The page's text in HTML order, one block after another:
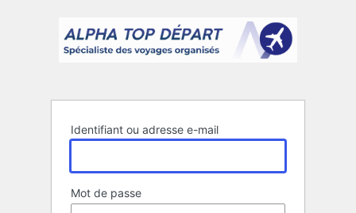
connecter
Identifiant ou adresse e-mail
Mot de passe